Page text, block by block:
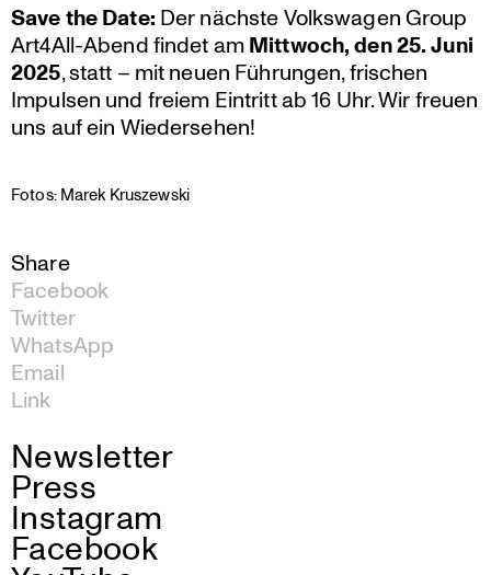
Save the Date: Der nächste Volks­wagen Group
Art4All-Abend findet amMittwoch, den 25. Juni
2025, statt – mit neuen Führungen, frischen
Impulsen und freiem Eintritt ab 16 Uhr. Wir freuen
uns auf ein Wiedersehen!
Fotos: Marek Kruszewski
Share
Facebook
Twitter
WhatsApp
Email
Link
Newsletter
Press
Instagram
Facebook